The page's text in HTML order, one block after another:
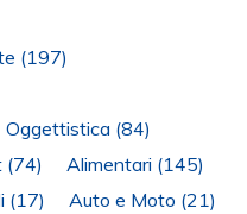
(197)
Oggettistica (84)
(74) Alimentari (145)
(17) Auto e Moto (21)